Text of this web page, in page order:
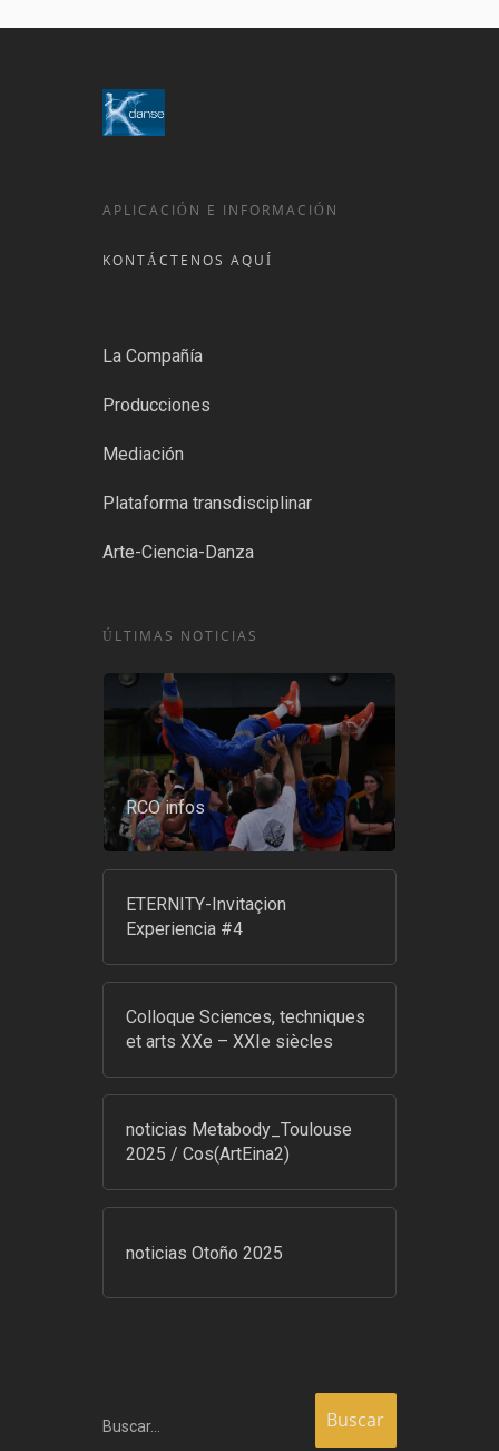
APLICACIÓN E INFORMACIÓN
KONTÁCTENOS AQUÍ
La Compañía
Producciones
Mediación
Plataforma transdisciplinar
Arte-Ciencia-Danza
ÚLTIMAS NOTICIAS
RCO infos
ETERNITY-Invitaçion
Experiencia #4
Colloque Sciences, techniques
et arts XXe – XXIe siècles
noticias Metabody_Toulouse
2025 / Cos(ArtEina2)
noticias Otoño 2025
Buscar…